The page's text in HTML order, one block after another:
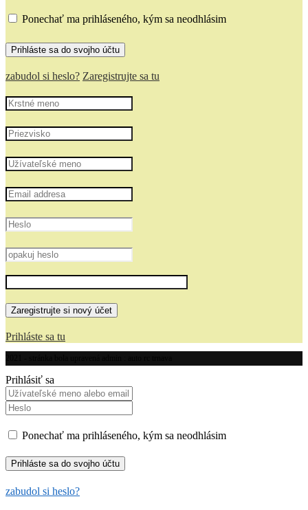
Ponechať ma prihláseného, kým sa neodhlásim
zabudol si heslo? Zaregistrujte sa tu
Prihláste sa tu
Prihlásiť sa
Ponechať ma prihláseného, kým sa neodhlásim
zabudol si heslo?